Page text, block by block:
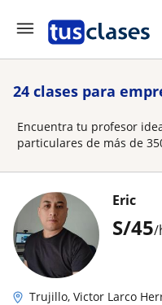
24 clases para
Encuentra tu profesor
particulares de más de
S/45/
Eric
Trujillo, Victor Larco